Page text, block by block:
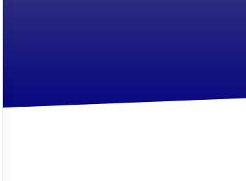
Digitalisierung